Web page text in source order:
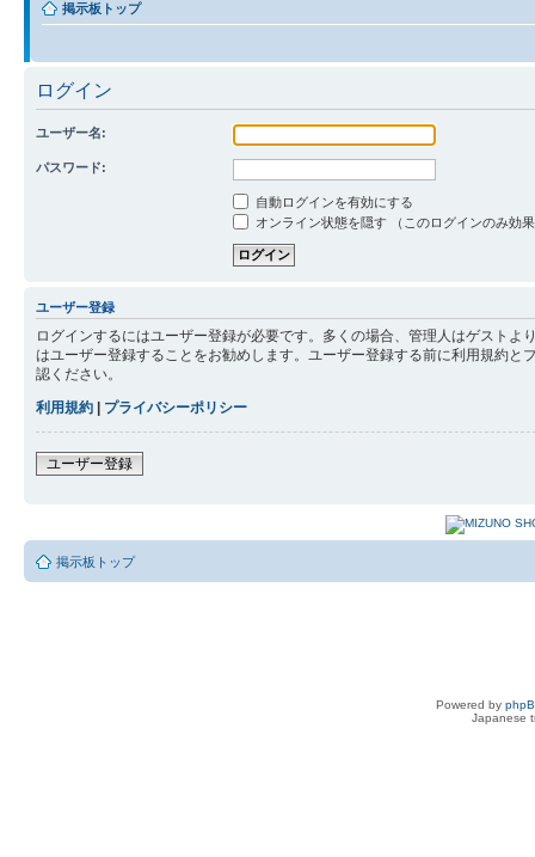
掲示板トップ
ログイン
ユーザー名:
パスワード:
自動ログインを有効にする
オンライン状態を隠す （このログインのみ効
ユーザー登録
ログインするにはユーザー登録が必要です。多くの場合、管理人はゲスト
はユーザー登録することをお勧めします。ユーザー登録する前に利用規約
認ください。
利用規約 | プライバシーポリシー
ユーザー登録
掲示板トップ
Powered by
Japanese